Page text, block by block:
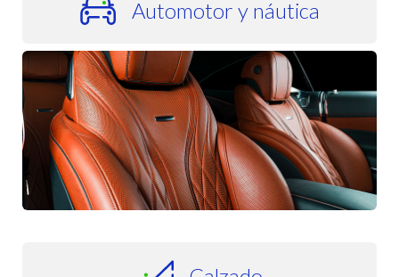
Automotor y náutica